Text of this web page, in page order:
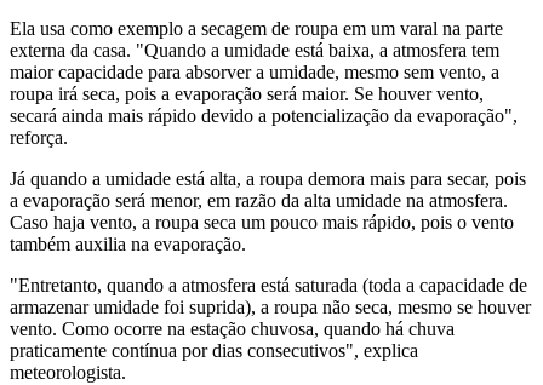
Ela usa como exemplo a secagem de roupa em um varal na parte
externa da casa. "Quando a umidade está baixa, a atmosfera tem
maior capacidade para absorver a umidade, mesmo sem vento, a
roupa irá seca, pois a evaporação será maior. Se houver vento,
secará ainda mais rápido devido a potencialização da evaporação",
reforça.
Já quando a umidade está alta, a roupa demora mais para secar, pois
a evaporação será menor, em razão da alta umidade na atmosfera.
Caso haja vento, a roupa seca um pouco mais rápido, pois o vento
também auxilia na evaporação.
"Entretanto, quando a atmosfera está saturada (toda a capacidade de
armazenar umidade foi suprida), a roupa não seca, mesmo se houver
vento. Como ocorre na estação chuvosa, quando há chuva
praticamente contínua por dias consecutivos", explica
meteorologista.